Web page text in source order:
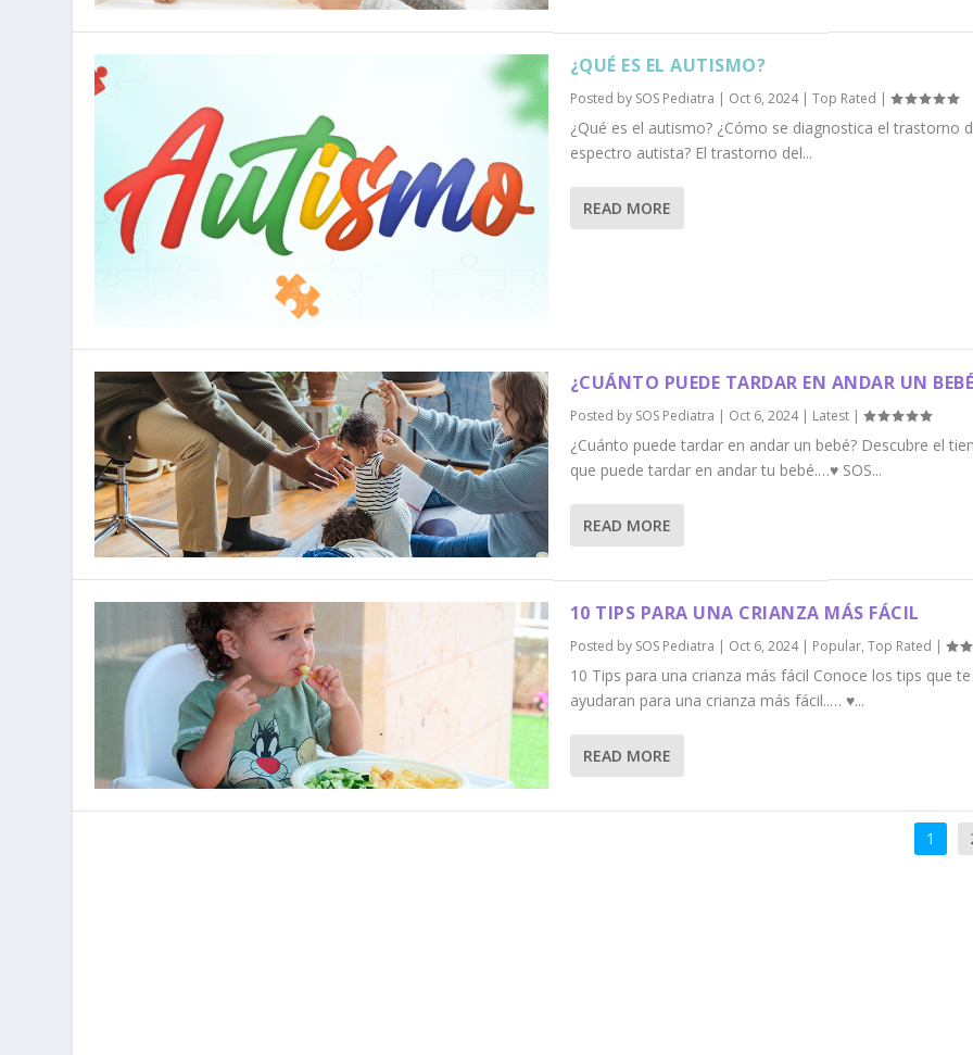
¿QUÉ ES EL AUTISMO?
Posted by SOS Pediatra | Oct 6, 2024| Top Rated |
¿Qué es el autismo? ¿Cómo se diagnostica el trastorno
espectro autista? El trastorno del...
READ MORE
¿CUÁNTO PUEDE TARDAR EN ANDAR UN
Posted by SOS Pediatra | Oct 6, 2024| Latest|
¿Cuánto puede tardar en andar un bebé? Descubre el
que puede tardar en andar tu bebé.…♥ SOS...
READ MORE
10 TIPS PARA UNA CRIANZA MÁS FÁCIL
Posted by SOS Pediatra Oct 6, 2024| Popular, Top Rated
10 Tips para una crianza más fácil Conoce los tips que te
ayudaran para una crianza más fácil..… ♥...
READ MORE
1